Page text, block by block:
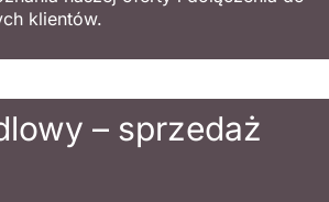
klientów.
– sprzedaż